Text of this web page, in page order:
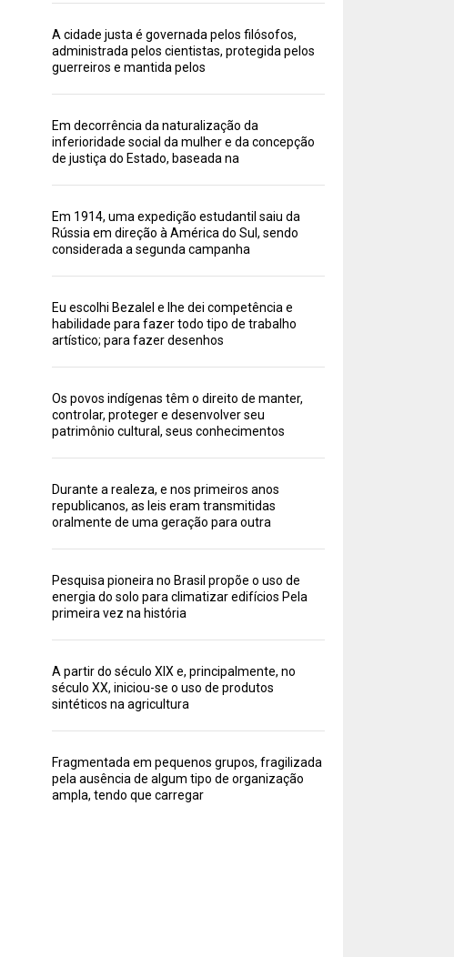
A cidade justa é governada pelos filósofos,
administrada pelos cientistas, protegida pelos
guerreiros e mantida pelos
Em decorrência da naturalização da
inferioridade social da mulher e da concepção
de justiça do Estado, baseada na
Em 1914, uma expedição estudantil saiu da
Rússia em direção à América do Sul, sendo
considerada a segunda campanha
Eu escolhi Bezalel e lhe dei competência e
habilidade para fazer todo tipo de trabalho
artístico; para fazer desenhos
Os povos indígenas têm o direito de manter,
controlar, proteger e desenvolver seu
patrimônio cultural, seus conhecimentos
Durante a realeza, e nos primeiros anos
republicanos, as leis eram transmitidas
oralmente de uma geração para outra
Pesquisa pioneira no Brasil propõe o uso de
energia do solo para climatizar edifícios Pela
primeira vez na história
A partir do século XIX e, principalmente, no
século XX, iniciou-se o uso de produtos
sintéticos na agricultura
Fragmentada em pequenos grupos, fragilizada
pela ausência de algum tipo de organização
ampla, tendo que carregar